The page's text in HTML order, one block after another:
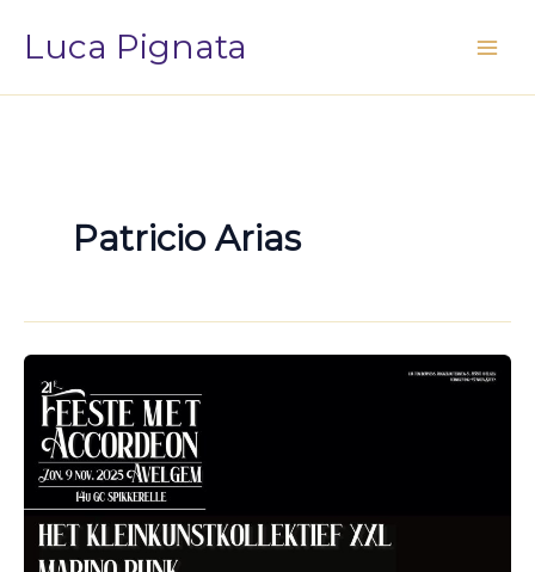
contenuto
Luca Pignata
Patricio Arias